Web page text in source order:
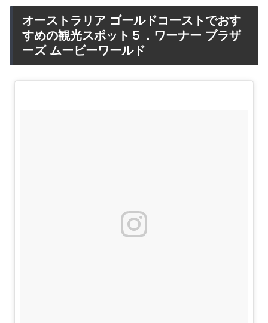
オーストラリア ゴールドコーストでおす
すめの観光スポット５．ワーナー ブラザ
ーズ ムービーワールド